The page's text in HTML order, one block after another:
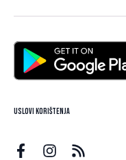
Uslovi korištenja